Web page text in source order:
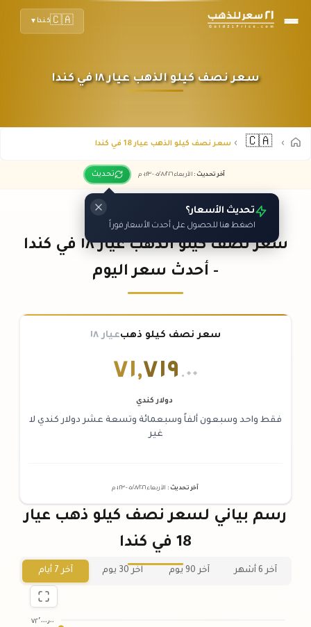
🇨🇦كندا ▼
سعر نصف كيلو الذهب عيار ١٨ في كندا
🇨🇦 سعر نصف كيلو الذهب عيار 18 في كندا
آخر تحديث : الأربعاء ٠٥ /٠٨/٢٠٢٦ - ٠١:٢٣م تحديث
تحديث الأسعار؟
اضغط هنا للحصول على أحدث الأسعار فوراً
سعر نصف كيلو الذهب عيار ١٨ في كندا
- أحدث سعر اليوم
سعر نصف كيلو ذهبعيار ١٨
٧١,٧١٩ .٠٠
دولار كندي
فقط واحد وسبعون ألفاً وسبعمائة وتسعة عشر دولار كندي لا
غير
آخر تحديث : الأربعاء ٠٥ /٠٨/٢٠٢٦ - ٠١:٢٣ م
رسم بياني لسعر نصف كيلو ذهب عيار
18 في كندا
آخر 6 أشهر آخر 90 يوم آخر 30 يوم آخر 7 أيام
٧٢٬٠٠٠٫٠٠